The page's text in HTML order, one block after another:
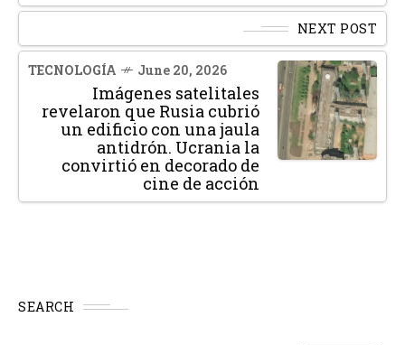
NEXT POST
TECNOLOGÍA June 20, 2026
Imágenes satelitales
revelaron que Rusia cubrió
un edificio con una jaula
antidrón. Ucrania la
convirtió en decorado de
cine de acción
SEARCH